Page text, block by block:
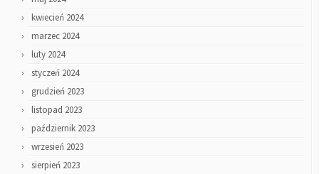
kwiecień 2024
marzec 2024
luty 2024
styczeń 2024
grudzień 2023
listopad 2023
październik 2023
wrzesień 2023
sierpień 2023